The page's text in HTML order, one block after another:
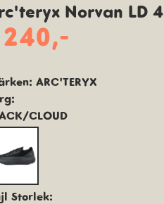
Norvan LD 4
ARC'TERYX
CLOUD
Storlek: